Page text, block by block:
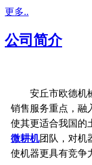
更多..
公司简介
安丘市欧德机
销售服务重点，融
使其更适合我国的
微耕机团队，对机
使机器更具有竞争